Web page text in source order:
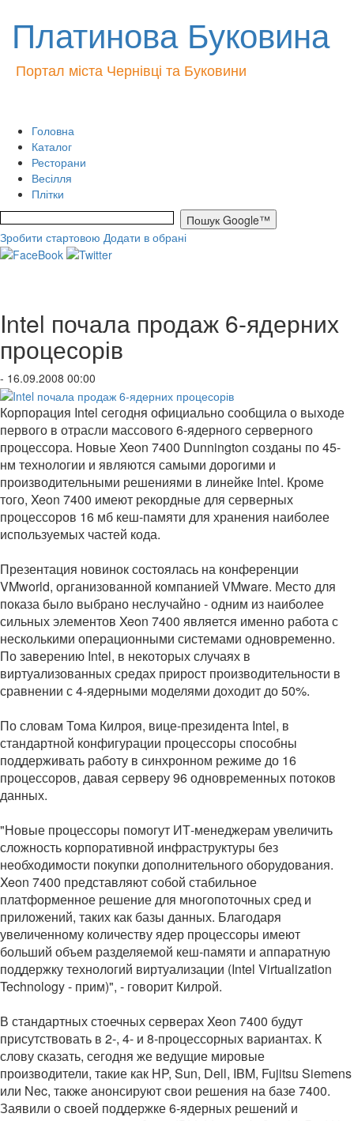
Платинова Буковина
Портал міста Чернівці та Буковини
Головна
Каталог
Ресторани
Весілля
Плітки
Зробити стартовою Додати в обрані
Intel почала продаж 6-ядерних
процесорів
- 16.09.2008 00:00
Корпорация Intel сегодня официально сообщила о выходе
первого в отрасли массового 6-ядерного серверного
процессора. Новые Xeon 7400 Dunnington созданы по 45-
нм технологии и являются самыми дорогими и
производительными решениями в линейке Intel. Кроме
того, Xeon 7400 имеют рекордные для серверных
процессоров 16 мб кеш-памяти для хранения наиболее
используемых частей кода.
Презентация новинок состоялась на конференции
VMworld, организованной компанией VMware. Место для
показа было выбрано неслучайно - одним из наиболее
сильных элементов Xeon 7400 является именно работа с
несколькими операционными системами одновременно.
По заверению Intel, в некоторых случаях в
виртуализованных средах прирост производительности в
сравнении с 4-ядерными моделями доходит до 50%.
По словам Тома Килроя, вице-президента Intel, в
стандартной конфигурации процессоры способны
поддерживать работу в синхронном режиме до 16
процессоров, давая серверу 96 одновременных потоков
данных.
"Новые процессоры помогут ИТ-менеджерам увеличить
сложность корпоративной инфраструктуры без
необходимости покупки дополнительного оборудования.
Xeon 7400 представляют собой стабильное
платформенное решение для многопоточных сред и
приложений, таких как базы данных. Благодаря
увеличенному количеству ядер процессоры имеют
больший объем разделяемой кеш-памяти и аппаратную
поддержку технологий виртуализации (Intel Virtualization
Technology - прим)", - говорит Килрой.
В стандартных стоечных серверах Xeon 7400 будут
присутствовать в 2-, 4- и 8-процессорных вариантах. К
слову сказать, сегодня же ведущие мировые
производители, такие как HP, Sun, Dell, IBM, Fujitsu Siemens
или Nec, также анонсируют свои решения на базе 7400.
Заявили о своей поддержке 6-ядерных решений и